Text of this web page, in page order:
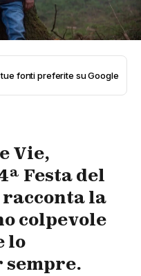
fonti preferite su Google
Vie,
Festa del
racconta la
colpevole
lo
sempre.